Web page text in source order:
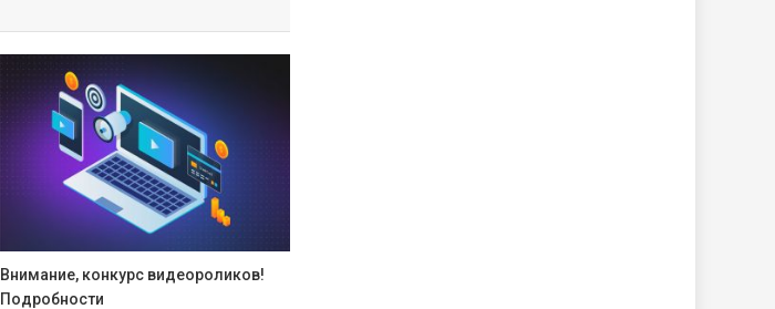
Внимание, конкурс видеороликов!
Подробности